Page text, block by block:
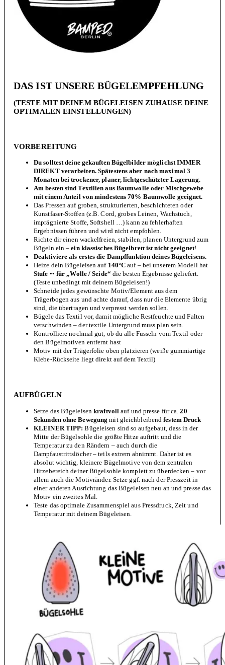
DAS IST UNSERE BÜGELEMPFEHLUNG
(TESTE MIT DEINEM BÜGELEISEN ZUHAUSE DEINE
OPTIMALEN EINSTELLUNGEN)
VORBEREITUNG
Du solltest deine gekauften Bügelbilder möglichst IMMER
DIREKT verarbeiten. Spätestens aber nach maximal 3
Monaten bei trockener, planer, lichtgeschützter Lagerung.
Am besten sind Textilien aus Baumwolle oder Mischgewebe
mit einem Anteil von mindestens 70% Baumwolle geeignet.
Das Pressen auf groben, strukturierten, beschichteten oder
Kunstfaser-Stoffen (z.B. Cord, grobes Leinen, Wachstuch,
imprägnierte Stoffe, Softshell …) kann zu fehlerhaften
Ergebnissen führen und wird nicht empfohlen.
Richte dir einen wackelfreien, stabilen, planen Untergrund zum
Bügeln ein –ein klassisches Bügelbrett ist nicht geeignet!
Deaktiviere als erstes die Dampffunktion deines Bügeleisens.
Heize dein Bügeleisen auf 140°C auf – bei unserem Modell hat
Stufe •• für „Wolle / Seide“ die besten Ergebnisse geliefert.
(Teste unbedingt mit deinem Bügeleisen!)
Schneide jedes gewünschte Motiv/Element aus dem
Trägerbogen aus und achte darauf, dass nur die Elemente übrig
sind, die übertragen und verpresst werden sollen.
Bügele das Textil vor, damit mögliche Restfeuchte und Falten
verschwinden – der textile Untergrund muss plan sein.
Kontrolliere nochmal gut, ob du alle Fusseln vom Textil oder
den Bügelmotiven entfernt hast
Motiv mit der Trägerfolie oben platzieren (weiße gummiartige
Klebe-Rückseite liegt direkt auf dem Textil)
AUFBÜGELN
Setze das Bügeleisenkraftvoll auf und presse für ca.20
Sekunden ohne Bewegung mit gleichbleibendfestem Druck
KLEINER TIPP: Bügeleisen sind so aufgebaut, dass in der
Mitte der Bügelsohle die größte Hitze auftritt und die
Temperatur zu den Rändern – auch durch die
Dampfaustrittslöcher – teils extrem abnimmt. Daher ist es
absolut wichtig, kleinere Bügelmotive von dem zentralen
Hitzebereich deiner Bügelsohle komplett zu überdecken – vor
allem auch die Motivränder. Setze ggf. nach der Presszeit in
einer anderen Ausrichtung das Bügeleisen neu an und presse das
Motiv ein zweites Mal.
Teste das optimale Zusammenspiel aus Pressdruck, Zeit und
Temperatur mit deinem Bügeleisen.